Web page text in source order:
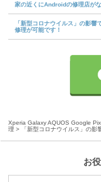
家の近くにAndroidの修理店が
「新型コロナウイルス」の影
修理が可能です！
Xperia Galaxy AQUOS Google
理 > 「新型コロナウイルス」の影
お